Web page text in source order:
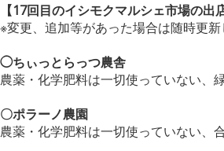
【17回目のイシモクマルシェ市場の出
※変更、追加等があった場合は随時更
◯ちぃっとらっつ農舎
農薬・化学肥料は一切使っていない、
〇ポラーノ農園
農薬・化学肥料は一切使っていない、